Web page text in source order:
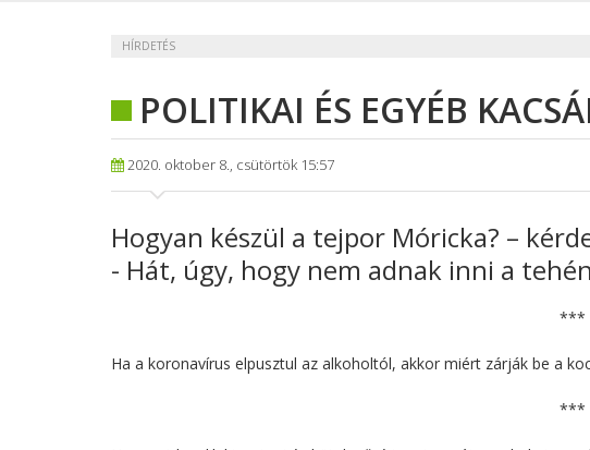
HÍRDETÉS
POLITIKAI ÉS EGYÉB
2020. oktober 8., csütörtök 15:57
Hogyan készül a tejpor Móricka? –
- Hát, úgy, hogy nem adnak inni a
***
Ha a koronavírus elpusztul az alkoholtól, akkor miért zárják be a
***